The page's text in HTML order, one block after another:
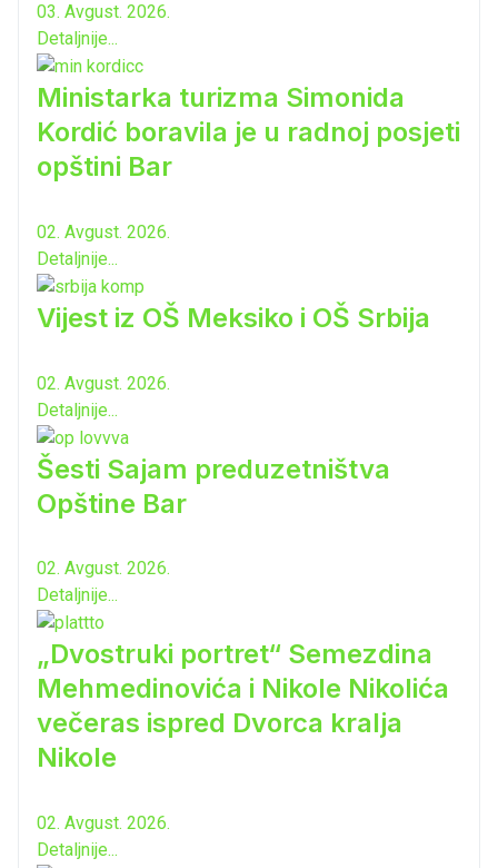
03. Avgust. 2026.
Detaljnije...
Ministarka turizma Simonida
Kordić boravila je u radnoj posjeti
opštini Bar
02. Avgust. 2026.
Detaljnije...
Vijest iz OŠ Meksiko i OŠ Srbija
02. Avgust. 2026.
Detaljnije...
Šesti Sajam preduzetništva
Opštine Bar
02. Avgust. 2026.
Detaljnije...
„Dvostruki portret“ Semezdina
Mehmedinovića i Nikole Nikolića
večeras ispred Dvorca kralja
Nikole
02. Avgust. 2026.
Detaljnije...